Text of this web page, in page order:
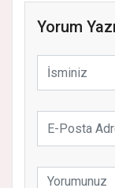
Yorum